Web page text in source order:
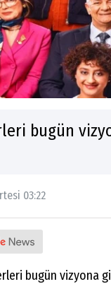
bugün
03:22
bugün vizyona